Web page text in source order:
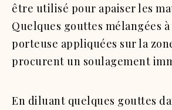
être utilisé pour apaiser les
Quelques gouttes mélangées
porteuse appliquées sur la
procurent un soulagement
En diluant quelques gouttes